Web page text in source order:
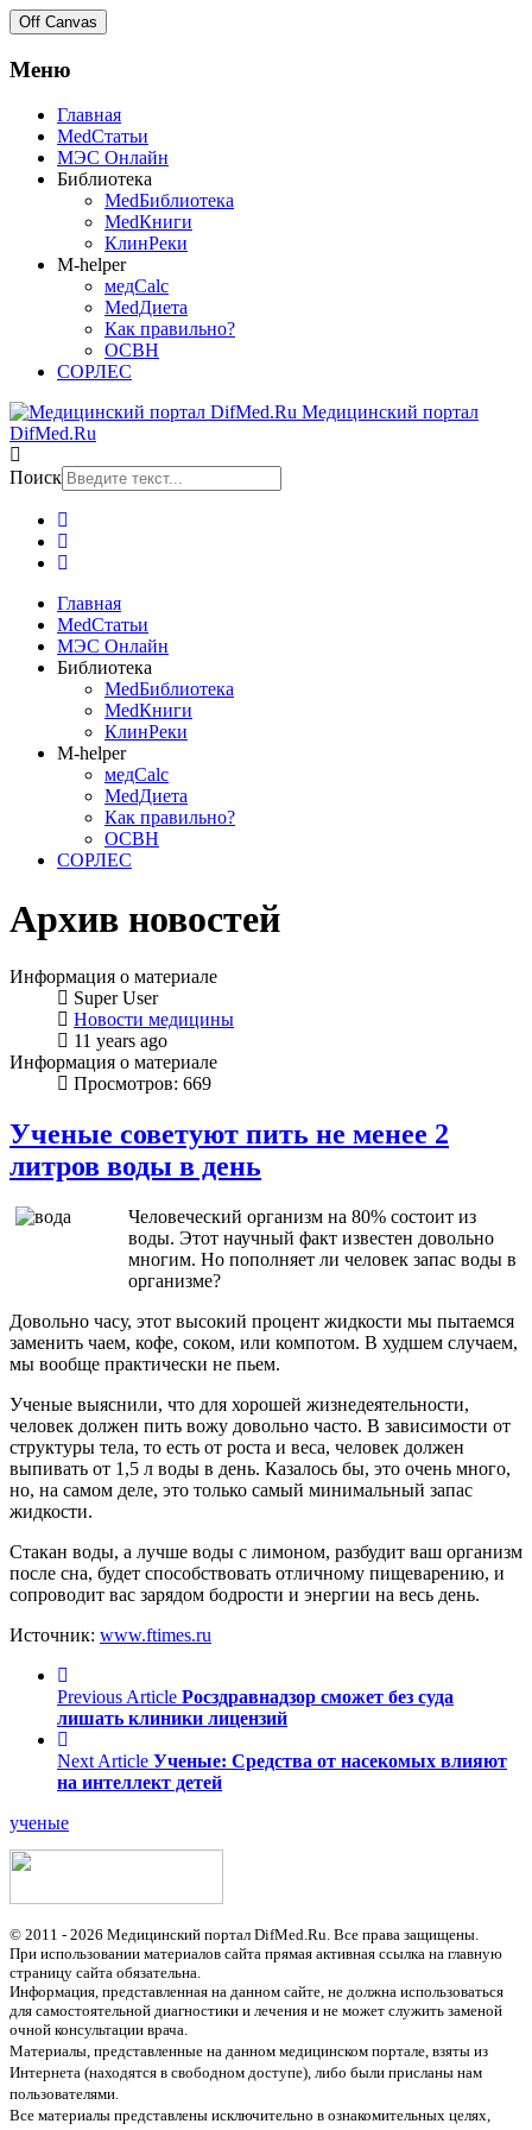
Off Canvas
Меню
Главная
MedСтатьи
МЭС Онлайн
Библиотека
MedБиблиотека
MedКниги
КлинРеки
M-helper
медCalc
MedДиета
Как правильно?
ОСВН
СОРЛЕС
Медицинский портал
DifMed.Ru
Поиск
Главная
MedСтатьи
МЭС Онлайн
Библиотека
MedБиблиотека
MedКниги
КлинРеки
M-helper
медCalc
MedДиета
Как правильно?
ОСВН
СОРЛЕС
Архив новостей
Информация о материале
Super User
Новости медицины
11 years ago
Информация о материале
Просмотров: 669
Ученые советуют пить не менее 2
литров воды в день
Человеческий организм на 80% состоит из
воды. Этот научный факт известен довольно
многим. Но пополняет ли человек запас воды в
организме?
Довольно часу, этот высокий процент жидкости мы пытаемся
заменить чаем, кофе, соком, или компотом. В худшем случаем,
мы вообще практически не пьем.
Ученые выяснили, что для хорошей жизнедеятельности,
человек должен пить вожу довольно часто. В зависимости от
структуры тела, то есть от роста и веса, человек должен
выпивать от 1,5 л воды в день. Казалось бы, это очень много,
но, на самом деле, это только самый минимальный запас
жидкости.
Стакан воды, а лучше воды с лимоном, разбудит ваш организм
после сна, будет способствовать отличному пищеварению, и
сопроводит вас зарядом бодрости и энергии на весь день.
Источник: www.ftimes.ru
Previous Article Росздравнадзор сможет без суда
лишать клиники лицензий
Next Article Ученые: Средства от насекомых влияют
на интеллект детей
ученые
© 2011 - 2026 Медицинский портал DifMed.Ru. Все права защищены.
При использовании материалов сайта прямая активная ссылка на главную
страницу сайта обязательна.
Информация, представленная на данном сайте, не должна использоваться
для самостоятельной диагностики и лечения и не может служить заменой
очной консультации врача.
Материалы, представленные на данном медицинском портале, взяты из
Интернета (находятся в свободном доступе), либо были присланы нам
пользователями.
Все материалы представлены исключительно в ознакомительных целях,